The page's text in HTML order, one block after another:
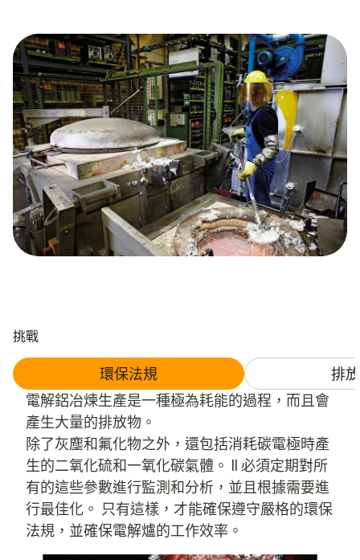
挑戰
環保法規 排
電解鋁冶煉生產是一種極為耗能的過程，而且會
產生大量的排放物。
除了灰塵和氟化物之外，還包括消耗碳電極時產
生的二氧化硫和一氧化碳氣體。 ll 必須定期對所
有的這些參數進行監測和分析，並且根據需要進
行最佳化。 只有這樣，才能確保遵守嚴格的環保
法規，並確保電解爐的工作效率。